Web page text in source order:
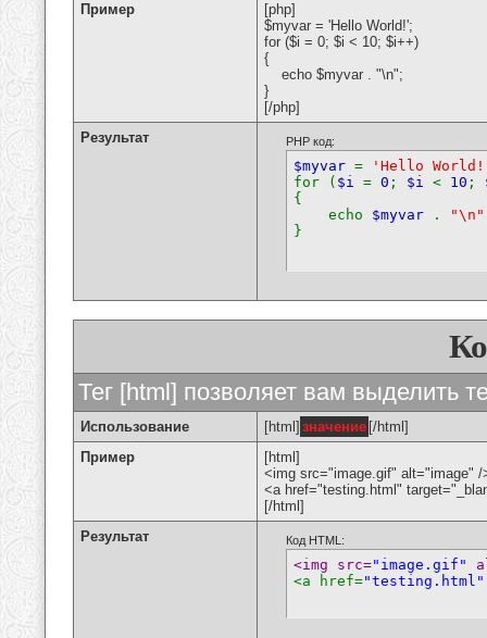
Пример
[php]
$myvar = 'Hello World!';
for ($i = 0; $i < 10; $i++)
{
echo $myvar . "\n";
}
[/php]
Результат
PHP код:
$myvar =
'Hello
for ( $i = 0 ; $i < 10 ;
{
echo $myvar . "\n"
}
Тег [html] позволяет вам выделить
Использование [html] значение [/html]
Пример
[html]
<img src="image.gif" alt="image" /
<a href="testing.html"
[/html]
Результат
Код HTML:
<img src="image.gif"
<a href="testing.html"